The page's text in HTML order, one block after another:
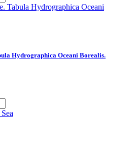
Hydrographica Oceani Borealis.